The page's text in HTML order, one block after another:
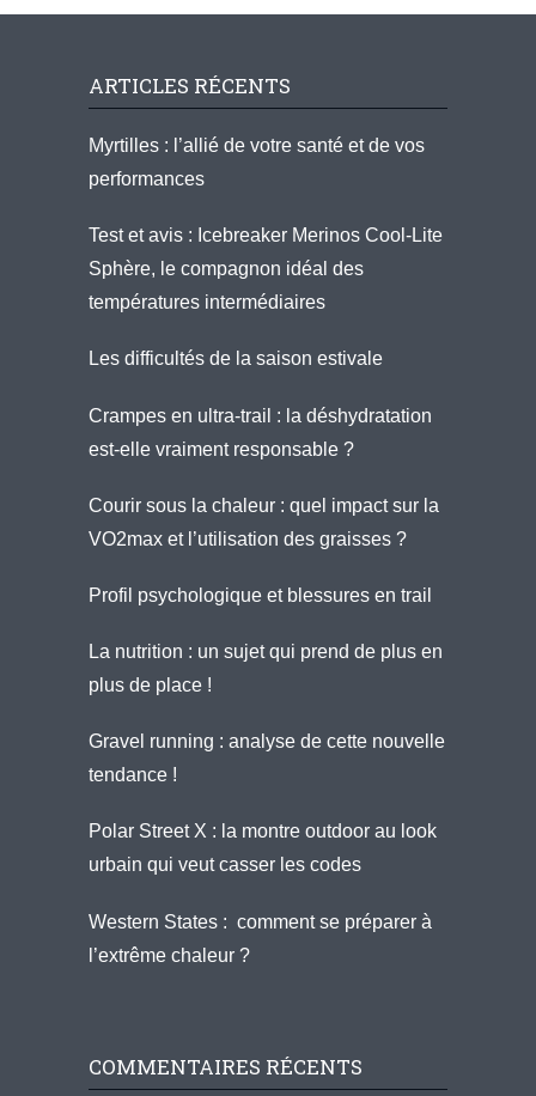
ARTICLES RÉCENTS
Myrtilles : l’allié de votre santé et de vos
performances
Test et avis : Icebreaker Merinos Cool-Lite
Sphère, le compagnon idéal des
températures intermédiaires
Les difficultés de la saison estivale
Crampes en ultra-trail : la déshydratation
est-elle vraiment responsable ?
Courir sous la chaleur : quel impact sur la
VO2max et l’utilisation des graisses ?
Profil psychologique et blessures en trail
La nutrition : un sujet qui prend de plus en
plus de place !
Gravel running : analyse de cette nouvelle
tendance !
Polar Street X : la montre outdoor au look
urbain qui veut casser les codes
Western States : comment se préparer à
l’extrême chaleur ?
COMMENTAIRES RÉCENTS